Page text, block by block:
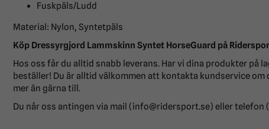
Fuskpäls/Ludd
Material: Nylon, Syntetpäls
Köp Dressyrgjord Lammskinn Syntet HorseGuard på
Hos oss får du alltid snabb leverans. Har vi dina produkter på
beställer! Du är alltid välkommen att kontakta kundservice
mer än gärna till.
Du når oss antingen via mail (info@ridersport.se) eller telefon